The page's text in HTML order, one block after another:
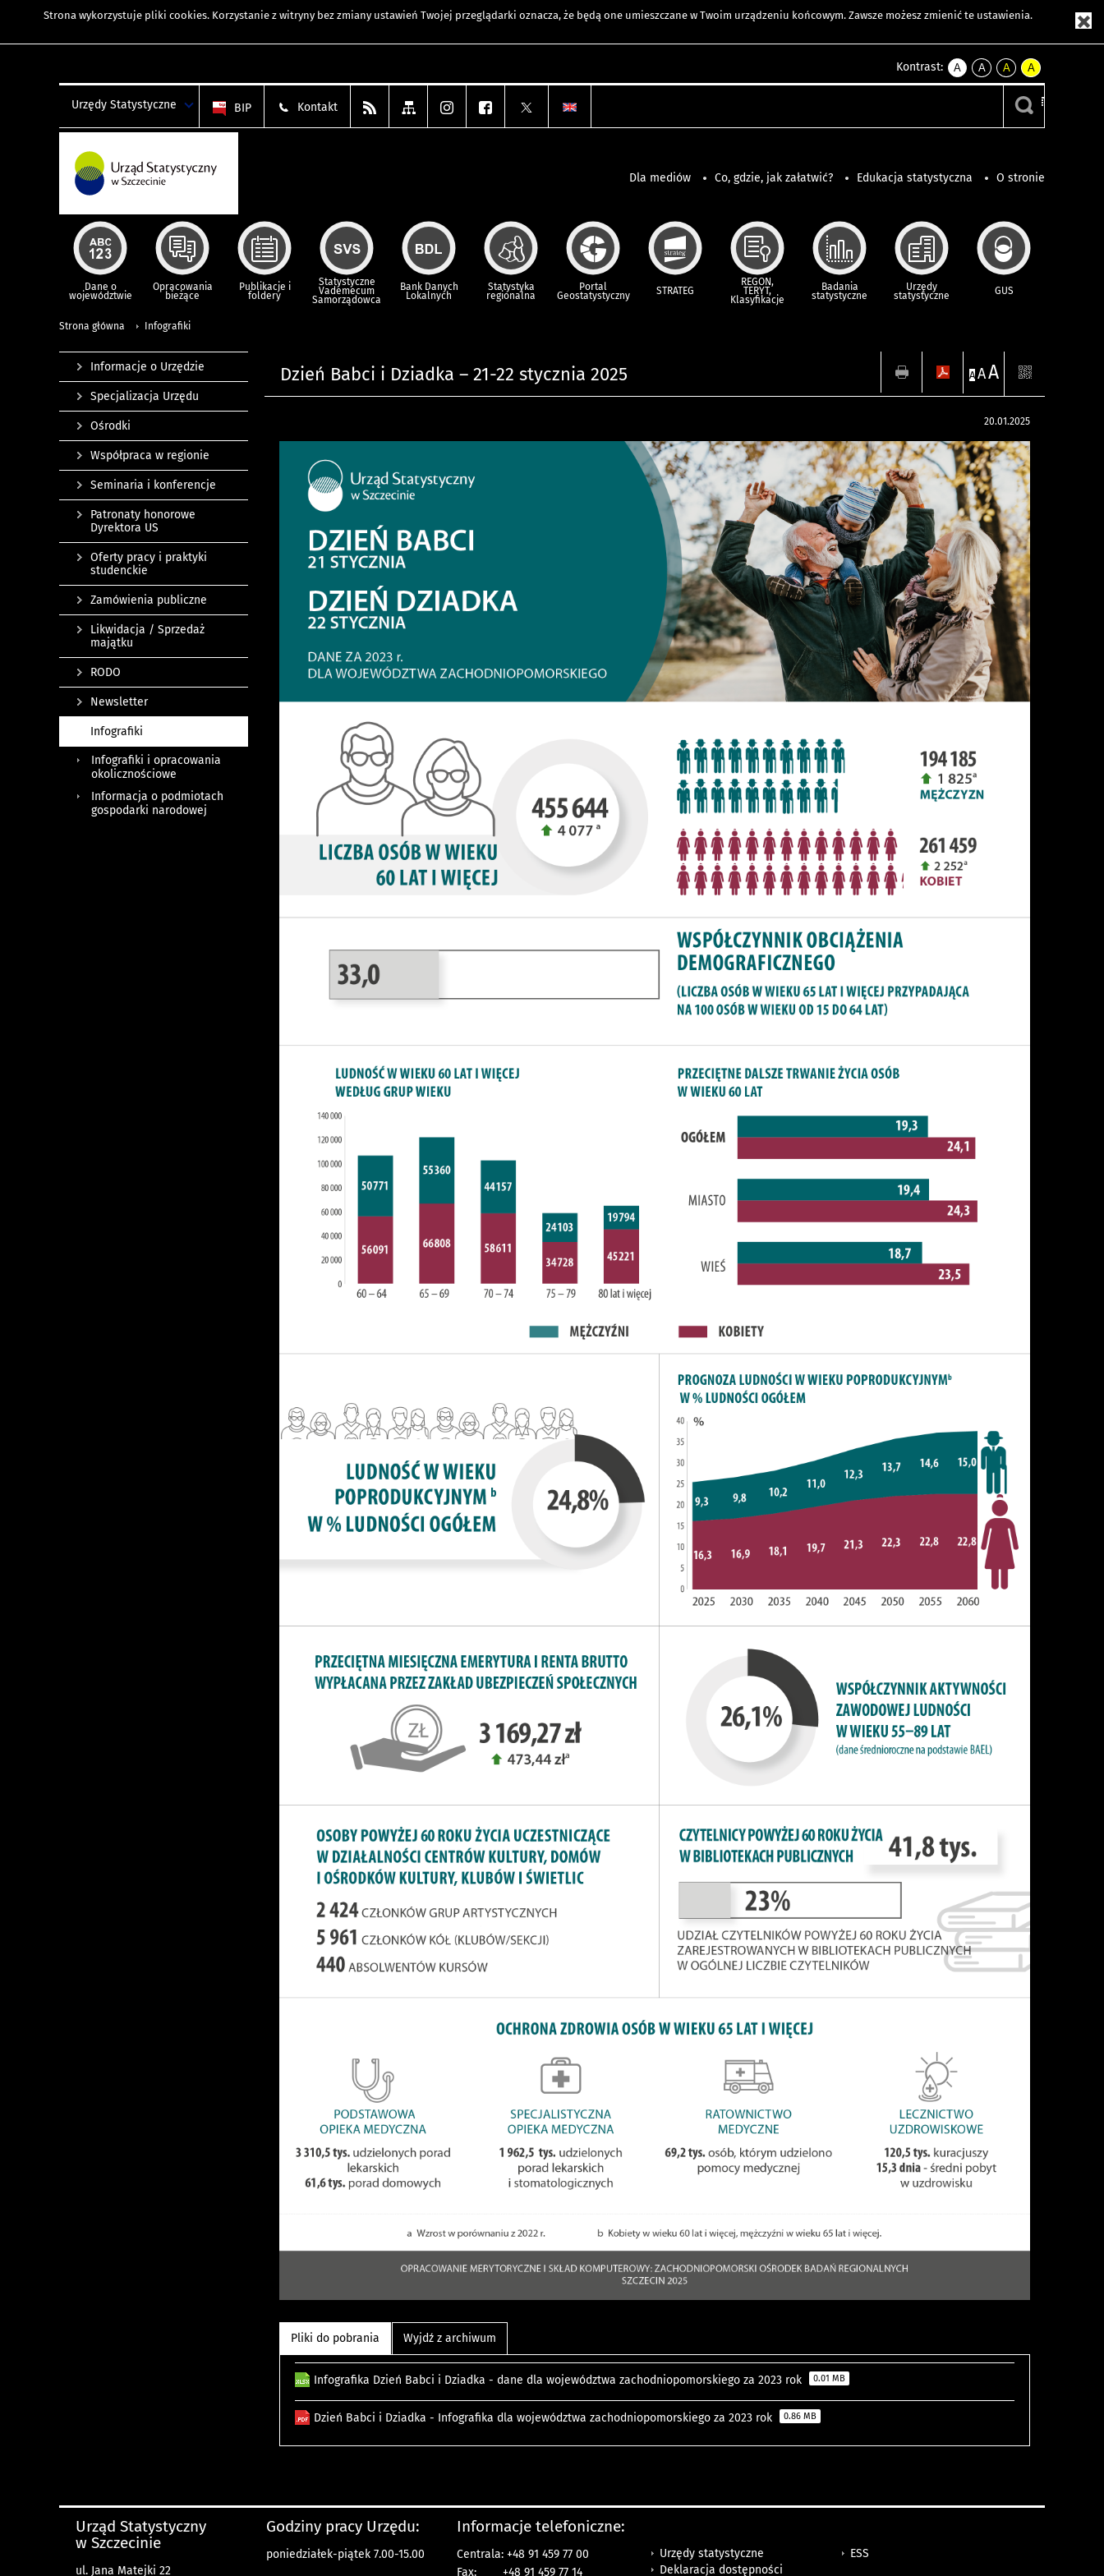
Strona wykorzystuje pliki cookies. Korzystanie z witryny bez zmiany ustawień Twojej przeglądarki oznacza, że będą one umieszczane w Twoim urządzeniu końcowym. Zawsze możesz zmienić te ustawienia.
Kontrast:
A
kontrast
A
kontrast
czarnym
A
kontrast
żółty
tekst
czarnym
A
kontrast
czarny
tekst
żółtym
Urzędy Statystyczne BIP Kontakt
Dla mediów Co, gdzie, jak załatwić? Edukacja statystyczna O stronie
Dane o
województwie
Opracowania
bieżące
Publikacje i
foldery
Statystyczne
Vademecum
Samorządowca
Bank Danych
Lokalnych
Statystyka
regionalna
Portal
Geostatystyczny STRATEG
REGON,
TERYT,
Klasyfikacje
Badania
statystyczne
Urzędy
statystyczne GUS
Strona główna Infografiki
Dzień Babci i Dziadka – 21-22 stycznia 2025 A AA
20.01.2025
Pliki do pobrania Wyjdź z archiwum
Infografika Dzień Babci i Dziadka - dane dla województwa zachodniopomorskiego za 2023 rok 0.01 MB
Dzień Babci i Dziadka - Infografika dla województwa zachodniopomorskiego za 2023 rok 0.86 MB
Informacje o Urzędzie
Specjalizacja Urzędu
Ośrodki
Współpraca w regionie
Seminaria i konferencje
Patronaty honorowe
Dyrektora US
Oferty pracy i praktyki
studenckie
Zamówienia publiczne
Likwidacja / Sprzedaż
majątku
RODO
Newsletter
Infografiki
Infografiki i opracowania
okolicznościowe
Informacja o podmiotach
gospodarki narodowej
Urząd Statystyczny
w Szczecinie
ul. Jana Matejki 22
Godziny pracy Urzędu:
poniedziałek-piątek 7.00-15.00
Informacje telefoniczne:
Centrala: +48 91 459 77 00
Fax:
+48 91 459 77 14
Urzędy statystyczne
Deklaracja dostępności
ESS